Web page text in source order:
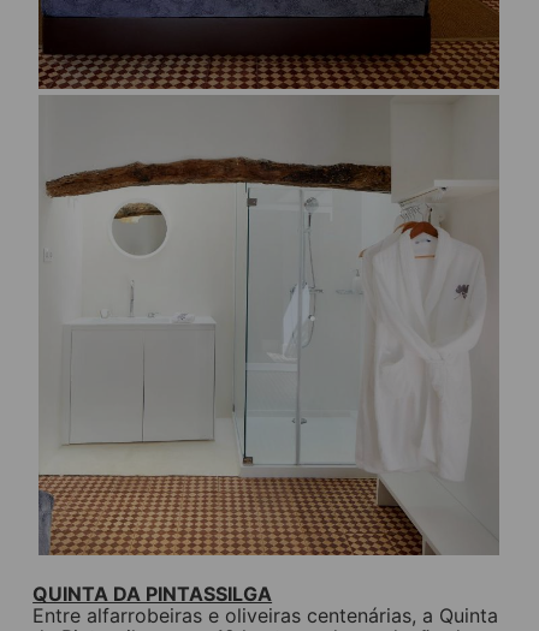
QUINTA DA PINTASSILGA
Entre alfarrobeiras e oliveiras centenárias, a Quinta